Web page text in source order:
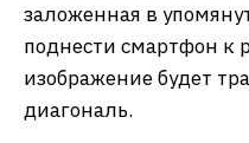
заложенная в
поднести смартфон к
изображение будет
диагональ.